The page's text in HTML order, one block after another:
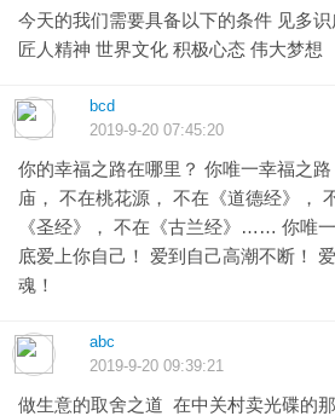
今天的我们需要具备以下的条件 见多
匠人精神 世界文化 积极心态 伟大梦想
bcd
2019-9-20 07:45:20
你的幸福之路在哪里？ 你唯一幸福之
庙， 不在桃花源， 不在《道德经》，
《圣经》， 不在《古兰经》…… 你唯
底爱上你自己！ 爱到自己高潮不断！
魂！
abc
2019-9-20 09:39:21
做生意的取舍之道 在中关村卖光碟的